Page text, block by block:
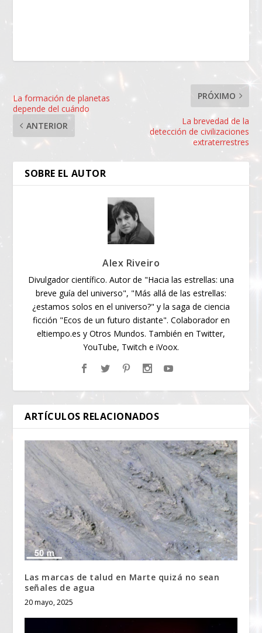
La formación de planetas
depende del cuándo
ANTERIOR
PRÓXIMO
La brevedad de la
detección de civilizaciones
extraterrestres
SOBRE EL AUTOR
Alex Riveiro
Divulgador científico. Autor de "Hacia las estrellas: una
breve guía del universo", "Más allá de las estrellas:
¿estamos solos en el universo?" y la saga de ciencia
ficción "Ecos de un futuro distante". Colaborador en
eltiempo.es y Otros Mundos. También en Twitter,
YouTube, Twitch e iVoox.
ARTÍCULOS RELACIONADOS
Las marcas de talud en Marte quizá no sean
señales de agua
20 mayo, 2025